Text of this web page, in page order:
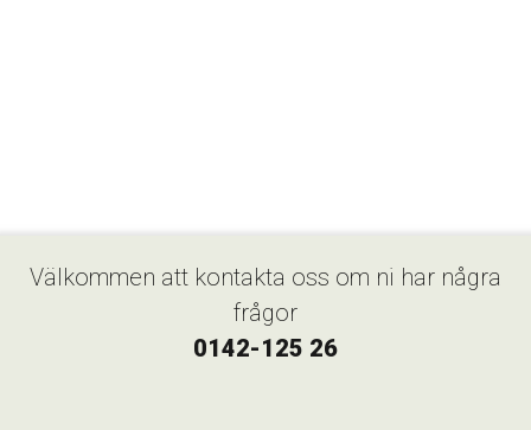
Välkommen att kontakta oss om ni har några
frågor
0142-125 26